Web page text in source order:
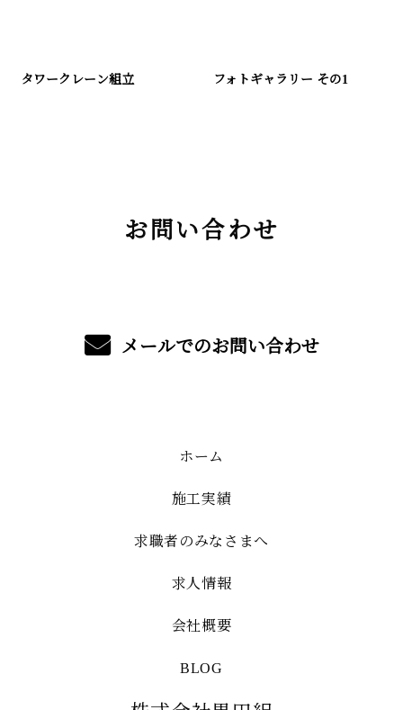
タワークレーン組立 フォトギャラリー その1
お問い合わせ
メールでのお問い合わせ
ホーム
施工実績
求職者のみなさまへ
求人情報
会社概要
BLOG